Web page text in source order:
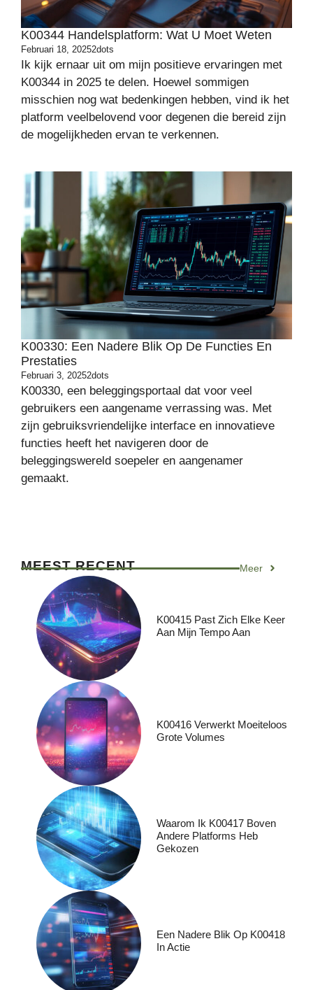
K00344 Handelsplatform: Wat U Moet Weten
Februari 18, 20252dots
Ik kijk ernaar uit om mijn positieve ervaringen met
K00344 in 2025 te delen. Hoewel sommigen
misschien nog wat bedenkingen hebben, vind ik het
platform veelbelovend voor degenen die bereid zijn
de mogelijkheden ervan te verkennen.
K00330: Een Nadere Blik Op De Functies En
Prestaties
Februari 3, 20252dots
K00330, een beleggingsportaal dat voor veel
gebruikers een aangename verrassing was. Met
zijn gebruiksvriendelijke interface en innovatieve
functies heeft het navigeren door de
beleggingswereld soepeler en aangenamer
gemaakt.
MEEST RECENT Meer
K00415 Past Zich Elke Keer
Aan Mijn Tempo Aan
K00416 Verwerkt Moeiteloos
Grote Volumes
Waarom Ik K00417 Boven
Andere Platforms Heb
Gekozen
Een Nadere Blik Op K00418
In Actie